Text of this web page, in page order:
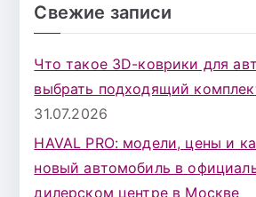
Свежие записи
Что такое 3D-коврики для
выбрать подходящий
31.07.2026
HAVAL PRO: модели, цены и
новый автомобиль в
дилерском центре в Москве